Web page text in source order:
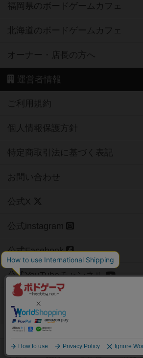
福岡県のボードゲームカフェ
北海道のボードゲームカフェ
オーナー・店長の方へ
運営者情報
ご利用規約
個人情報保護方針
特定商取引法に基づく表記
お問い合わせ
公式X
公式instagram
公式Facebook
公式YouTubeチャンネル